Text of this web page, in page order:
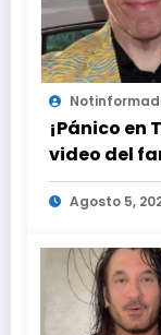
¡Pánico en
video del
Hilton que
ayuda
Agosto 5,